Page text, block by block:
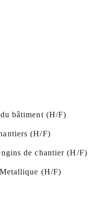
bâtiment (H/F)
(H/F)
de chantier (H/F)
(H/F)